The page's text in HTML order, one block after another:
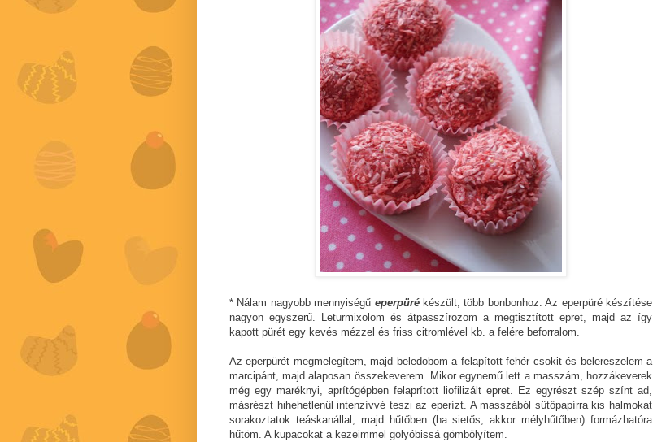
* Nálam nagyobb mennyiségű eperpürékészült, több bonbonhoz. Az eperpüré készítése
nagyon egyszerű. Leturmixolom és átpasszírozom a megtisztított epret, majd az így
kapott pürét egy kevés mézzel és friss citromlével kb. a felére beforralom.
Az eperpürét megmelegítem, majd beledobom a felapított fehér csokit és belereszelem a
marcipánt, majd alaposan összekeverem. Mikor egynemű lett a masszám, hozzákeverek
még egy maréknyi, aprítógépben felaprított liofilizált epret. Ez egyrészt szép színt ad,
másrészt hihehetlenül intenzívvé teszi az eperízt. A masszából sütőpapírra kis halmokat
sorakoztatok teáskanállal, majd hűtőben (ha sietős, akkor mélyhűtőben) formázhatóra
hűtöm. A kupacokat a kezeimmel golyóbissá gömbölyítem.